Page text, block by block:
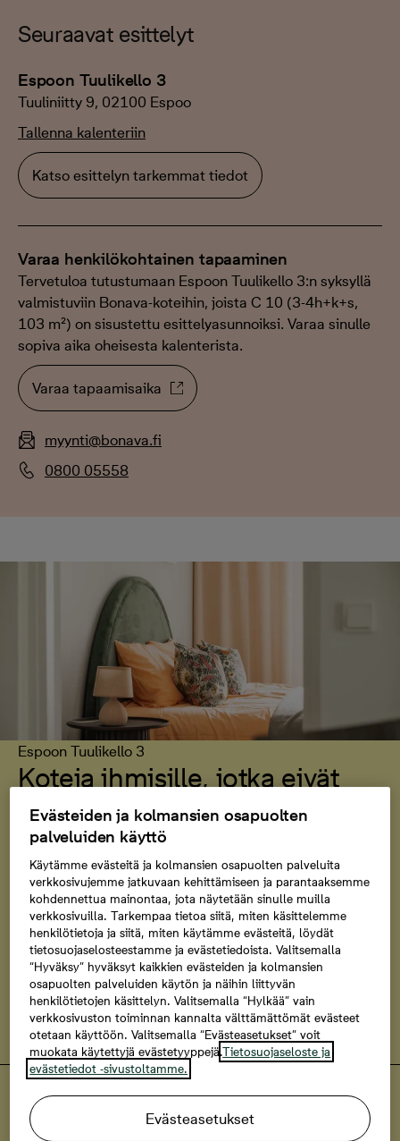
Seuraavat esittelyt
Espoon Tuulikello 3
Tuuliniitty 9, 02100 Espoo
Tallenna kalenteriin
Katso esittelyn tarkemmat tiedot
Varaa henkilökohtainen tapaaminen
Tervetuloa tutustumaan Espoon Tuulikello 3:n syksyllä
valmistuviin Bonava-koteihin, joista C 10 (3-4h+k+s,
103 m²) on sisustettu esittelyasunnoiksi. Varaa sinulle
sopiva aika oheisesta kalenterista.
Varaa tapaamisaika
myynti@bonava.fi
0800 05558
Espoon Tuulikello 3
Koteja ihmisille, jotka eivät
halua lähteä Tapiolasta
Tapiolan sydämen tuntumaan on valmistumassa kohde,
jollaisia syntyy harvoin. Espoon Tuulikello 3 yhdistää
suuren kodin väljyyden, laadukkaat materiaalit ja
sijainnin, joka vetoaa erityisesti niihin, jotka haluavat
pysyä tutulla alueella myös elämäntilanteen
muuttuessa.
Lue artikkeli
Espoon Tuulikello 3
Astu virtuaalikierrokselle
Evästeiden ja kolmansien osapuolten
palveluiden käyttö
Käytämme evästeitä ja kolmansien osapuolten palveluita
verkkosivujemme jatkuvaan kehittämiseen ja parantaaksemme
kohdennettua mainontaa, jota näytetään sinulle muilla
verkkosivuilla. Tarkempaa tietoa siitä, miten käsittelemme
henkilötietoja ja siitä, miten käytämme evästeitä, löydät
tietosuojaselosteestamme ja evästetiedoista. Valitsemalla
“Hyväksy” hyväksyt kaikkien evästeiden ja kolmansien
osapuolten palveluiden käytön ja näihin liittyvän
henkilötietojen käsittelyn. Valitsemalla “Hylkää” vain
verkkosivuston toiminnan kannalta välttämättömät evästeet
otetaan käyttöön. Valitsemalla “Evästeasetukset” voit
muokata käytettyjä evästetyyppejä.Tietosuojaseloste ja
evästetiedot -sivustoltamme.
Evästeasetukset